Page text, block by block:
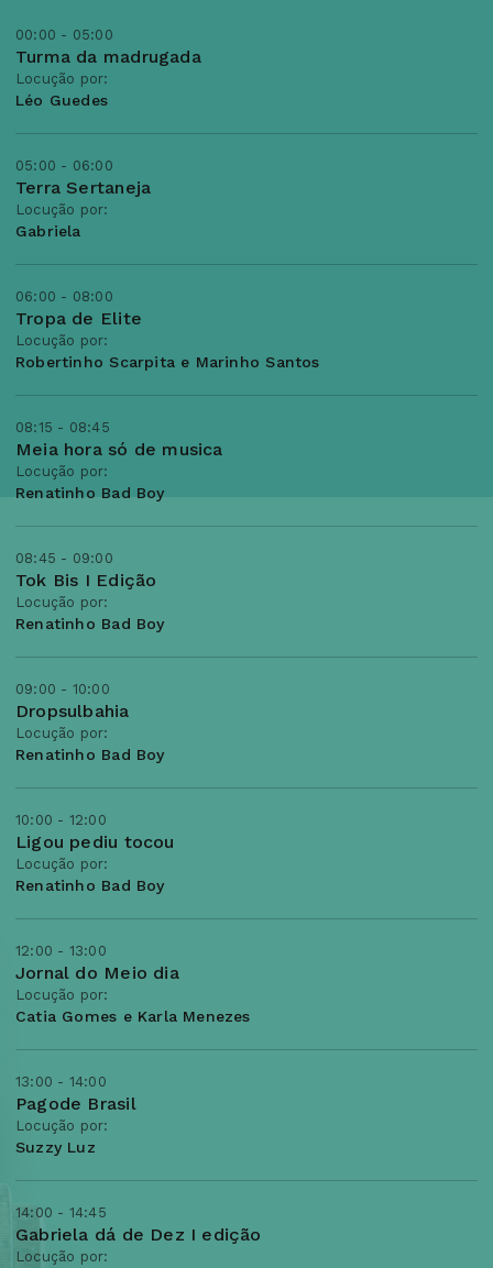
00:00 - 05:00
Turma da madrugada
Locução por:
Léo Guedes
05:00 - 06:00
Terra Sertaneja
Locução por:
Gabriela
06:00 - 08:00
Tropa de Elite
Locução por:
Robertinho Scarpita e Marinho Santos
08:15 - 08:45
Meia hora só de musica
Locução por:
Renatinho Bad Boy
08:45 - 09:00
Tok Bis I Edição
Locução por:
Renatinho Bad Boy
09:00 - 10:00
Dropsulbahia
Locução por:
Renatinho Bad Boy
10:00 - 12:00
Ligou pediu tocou
Locução por:
Renatinho Bad Boy
12:00 - 13:00
Jornal do Meio dia
Locução por:
Catia Gomes e Karla Menezes
13:00 - 14:00
Pagode Brasil
Locução por:
Suzzy Luz
14:00 - 14:45
Gabriela dá de Dez I edição
Locução por: